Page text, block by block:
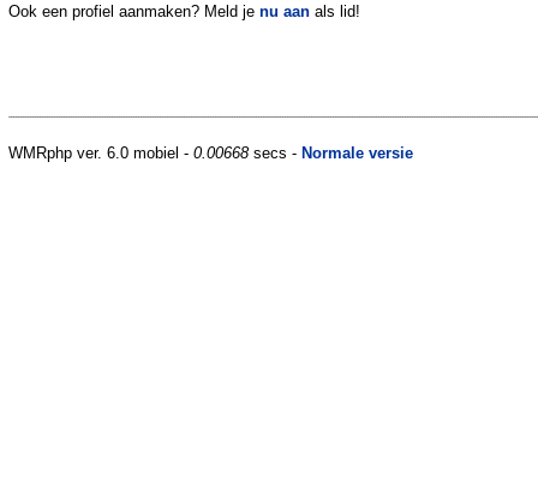
Ook een profiel aanmaken? Meld je nu aan als lid!
WMRphp ver. 6.0 mobiel - 0.00668secs - Normale versie